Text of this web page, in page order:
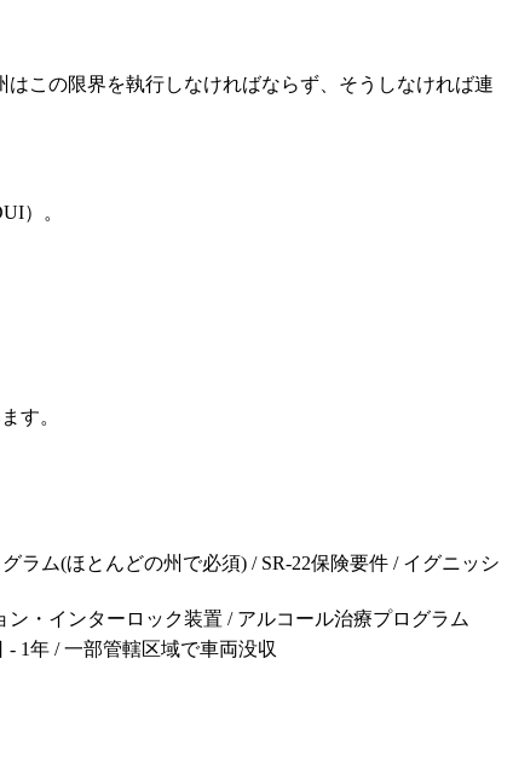
この限界を執行しなければならず、そうしなければ連
）。
す。
ラム(ほとんどの州で必須) / SR-22保険要件 / イグニッシ
ン・インターロック装置 / アルコール治療プログラム
- 1年 / 一部管轄区域で車両没収